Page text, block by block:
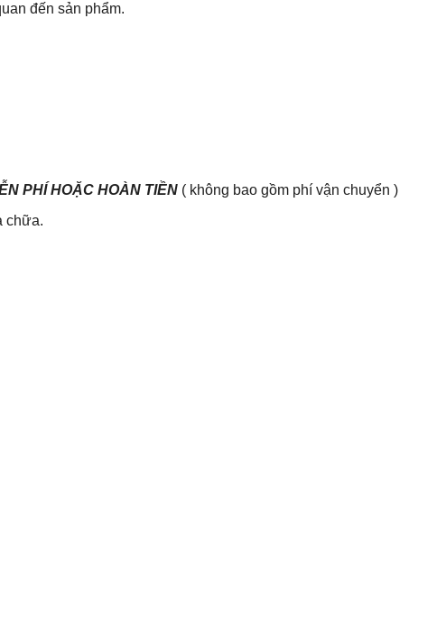
đến sản phẩm.
PHÍ HOẶC HOÀN TIỀN ( không bao gồm phí vận chuyển )
chữa.